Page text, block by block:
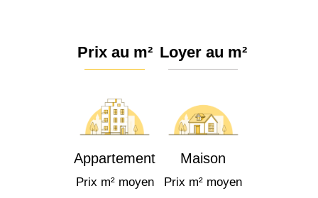
Prix au m²
Appartement
Prix m² moyen
Loyer au m²
Maison
Prix m² moyen